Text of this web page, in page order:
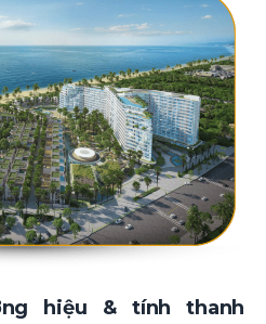
hiệu & tính thanh